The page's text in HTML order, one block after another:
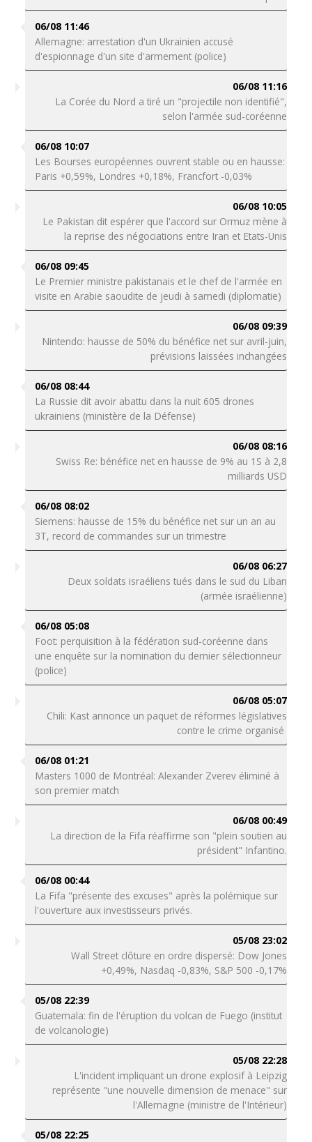
06/08 11:46
Allemagne: arrestation d'un Ukrainien accusé
d'espionnage d'un site d'armement (police)
06/08 11:16
La Corée du Nord a tiré un "projectile non identifié",
selon l'armée sud-coréenne
06/08 10:07
Les Bourses européennes ouvrent stable ou en hausse:
Paris +0,59%, Londres +0,18%, Francfort -0,03%
06/08 10:05
Le Pakistan dit espérer que l'accord sur Ormuz mène à
la reprise des négociations entre Iran et Etats-Unis
06/08 09:45
Le Premier ministre pakistanais et le chef de l'armée en
visite en Arabie saoudite de jeudi à samedi (diplomatie)
06/08 09:39
Nintendo: hausse de 50% du bénéfice net sur avril-juin,
prévisions laissées inchangées
06/08 08:44
La Russie dit avoir abattu dans la nuit 605 drones
ukrainiens (ministère de la Défense)
06/08 08:16
Swiss Re: bénéfice net en hausse de 9% au 1S à 2,8
milliards USD
06/08 08:02
Siemens: hausse de 15% du bénéfice net sur un an au
3T, record de commandes sur un trimestre
06/08 06:27
Deux soldats israéliens tués dans le sud du Liban
(armée israélienne)
06/08 05:08
Foot: perquisition à la fédération sud-coréenne dans
une enquête sur la nomination du dernier sélectionneur
(police)
06/08 05:07
Chili: Kast annonce un paquet de réformes législatives
contre le crime organisé
06/08 01:21
Masters 1000 de Montréal: Alexander Zverev éliminé à
son premier match
06/08 00:49
La direction de la Fifa réaffirme son "plein soutien au
président" Infantino.
06/08 00:44
La Fifa "présente des excuses" après la polémique sur
l'ouverture aux investisseurs privés.
05/08 23:02
Wall Street clôture en ordre dispersé: Dow Jones
+0,49%, Nasdaq -0,83%, S&P 500 -0,17%
05/08 22:39
Guatemala: fin de l'éruption du volcan de Fuego (institut
de volcanologie)
05/08 22:28
L'incident impliquant un drone explosif à Leipzig
représente "une nouvelle dimension de menace" sur
l'Allemagne (ministre de l'Intérieur)
05/08 22:25